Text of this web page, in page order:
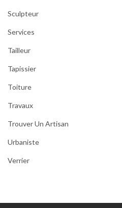
Sculpteur
Services
Tailleur
Tapissier
Toiture
Travaux
Trouver Un Artisan
Urbaniste
Verrier